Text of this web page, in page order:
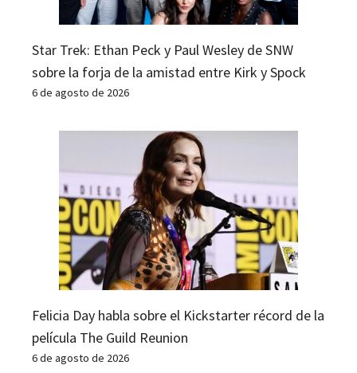
Star Trek: Ethan Peck y Paul Wesley de SNW
sobre la forja de la amistad entre Kirk y Spock
6 de agosto de 2026
Felicia Day habla sobre el Kickstarter récord de la
película The Guild Reunion
6 de agosto de 2026